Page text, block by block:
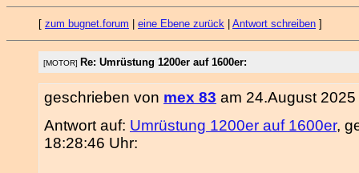
[ zum bugnet.forum eine Ebene zurück Antwort schreiben ]
[MOTOR] Re: Umrüstung 1200er auf 1600er:
geschrieben von mex 83 am 24.August
Antwort auf: Umrüstung 1200er auf 1600er,
18:28:46 Uhr: